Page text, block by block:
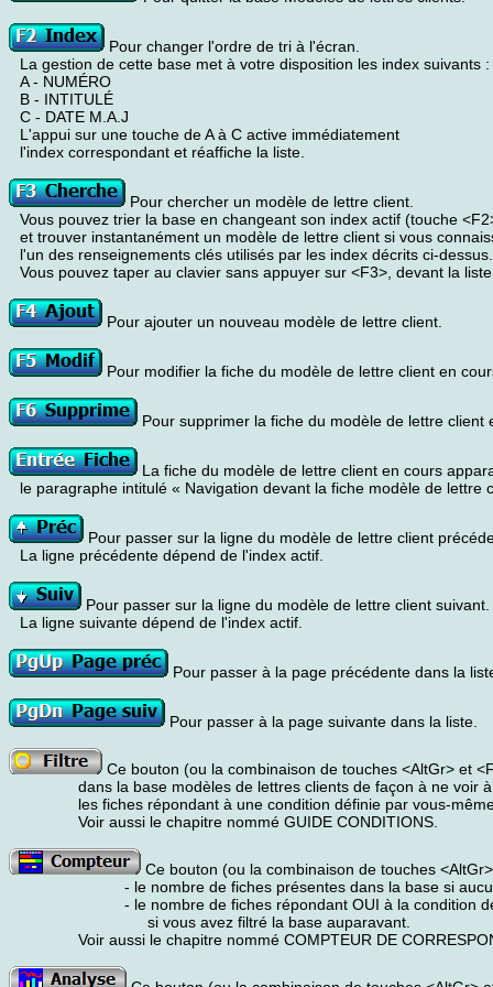
Pour changer l'ordre de tri à l'écran.
La gestion de cette base met à votre disposition les index suivants :
A - NUMÉRO
B - INTITULÉ
C - DATE M.A.J
L'appui sur une touche de A à C active immédiatement
l'index correspondant et réaffiche la liste.
Pour chercher un modèle de lettre client.
Vous pouvez trier la base en changeant son index actif (touche
et trouver instantanément un modèle de lettre client si vous
l'un des renseignements clés utilisés par les index décrits ci-dessus.
Vous pouvez taper au clavier sans appuyer sur <F3>, devant la
Pour ajouter un nouveau modèle de lettre client.
Pour modifier la fiche du modèle de lettre client en
Pour supprimer la fiche du modèle de lettre client
La fiche du modèle de lettre client en cours
le paragraphe intitulé « Navigation devant la fiche modèle de lettre
Pour passer sur la ligne du modèle de lettre client
La ligne précédente dépend de l'index actif.
Pour passer sur la ligne du modèle de lettre client suivant.
La ligne suivante dépend de l'index actif.
Pour passer à la page précédente dans la
Pour passer à la page suivante dans la liste.
Ce bouton (ou la combinaison de touches <AltGr> et
dans la base modèles de lettres clients de façon à ne voir
les fiches répondant à une condition définie par vous-
Voir aussi le chapitre nommé GUIDE CONDITIONS.
Ce bouton (ou la combinaison de touches
- le nombre de fiches présentes dans la base si
- le nombre de fiches répondant OUI à la condition
si vous avez filtré la base auparavant.
Voir aussi le chapitre nommé COMPTEUR DE